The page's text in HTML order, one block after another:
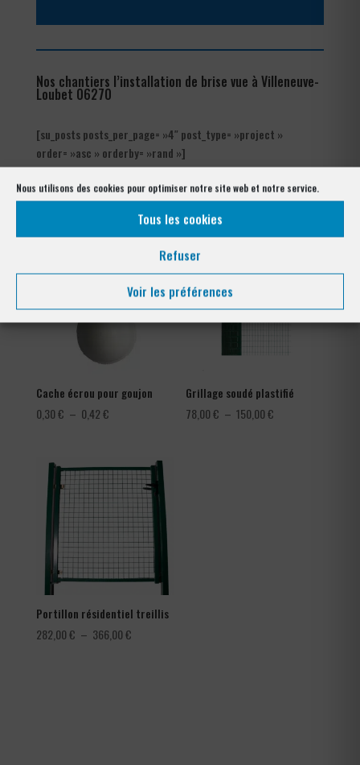
Nous utilisons des cookies pour optimiser notre site web et notre service.
Tous les cookies
Refuser
Voir les préférences
Nos chantiers l’installation de brise vue à Villeneuve-
Loubet 06270
[su_posts posts_per_page= »4″ post_type= »project »
order= »asc » orderby= »rand »]
Les produits de clôtures utilisés
à Villeneuve-Loubet 06270
Cache écrou pour goujon
0,30€ – 0,42€Plage
0,30 €
à
Grillage soudé plastifié
78,00€ – 150,00€
Portillon résidentiel treillis
282,00€ – 366,00€Plage